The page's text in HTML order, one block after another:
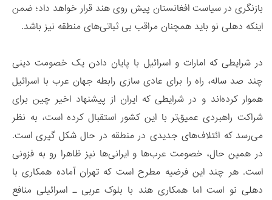
بازنگری در سیاست افغانستان پیش روی هند قرار خواهد داد؛ ضمن
اینکه دهلی نو باید همچنان مراقب بی ثباتی‌های منطقه نیز باشد.
در شرایطی که امارات و اسرائیل با پایان دادن یک خصومت دینی
چند صد ساله، راه را برای عادی سازی رابطه جهان عرب با اسرائیل
هموار کرده‌اند و در شرایطی که ایران از پیشنهاد اخیر چین برای
شراکت راهبردی عمیق‌تر با این کشور استقبال کرده است، به نظر
می‌رسد که ائتلاف‌های جدیدی در منطقه در حال شکل گیری است.
در همین حال، خصومت عرب‌ها و ایرانی‌ها نیز ظاهرا رو به فزونی
است. هر چند این فرضیه مطرح است که تهران آماده همکاری با
دهلی نو است اما همکاری هند با بلوک عربی ـ اسرائیلی منافع